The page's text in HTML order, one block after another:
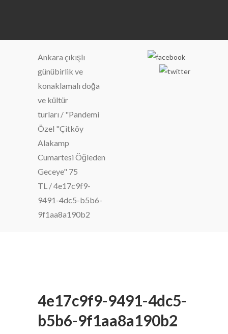
Ankara çıkışlı
günübirlik ve
konaklamalı doğa
ve kültür
turları / "Pandemi
Özel "Çitköy
Alakamp
Cumartesi Öğleden
Geceye" 75
TL /4e17c9f9-
9491-4dc5-b5b6-
9f1aa8a190b2
4e17c9f9-9491-4dc5-
b5b6-9f1aa8a190b2